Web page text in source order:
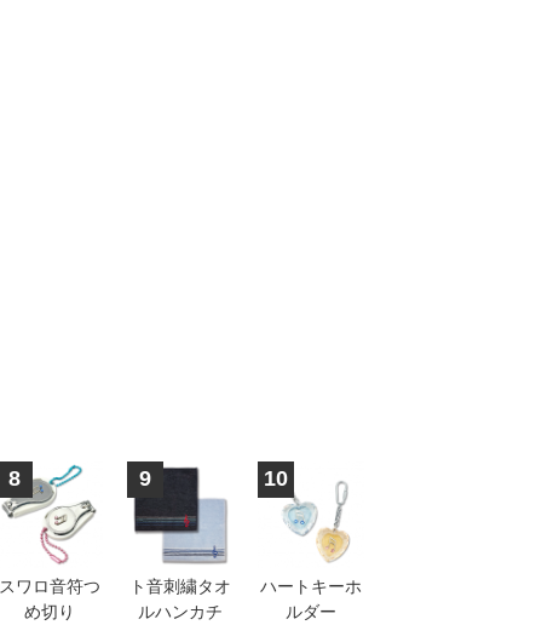
8
スワロ音符つ
め切り
9
ト音刺繍タオ
ルハンカチ
10
ハートキーホ
ルダー